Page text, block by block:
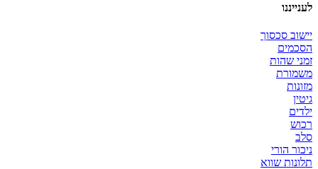
לענייננו
יישוב סכסוך
הסכמים
זמני שהות
משמורת
מזונות
גיטין
ילדים
רכוש
סלב
ניכור הורי
תלונות שווא